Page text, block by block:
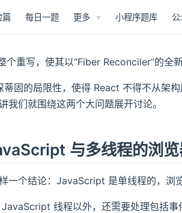
篇 每日一题 更多 小程序题库
重写，使其以“Fiber Reconciler”的全新
固的局限性，使得 React 不得不从架
们就围绕这两个大问题展开讨论。
与多线程的浏
一个结论：JavaScript 是单线程的，浏
线程以外，还需要处理包括